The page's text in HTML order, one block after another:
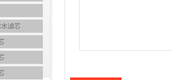
滤芯